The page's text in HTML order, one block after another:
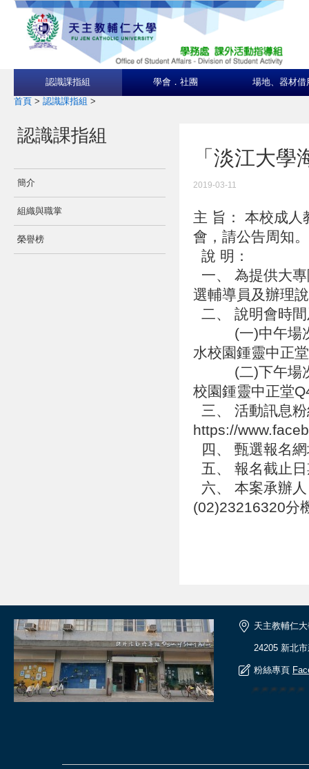
認識課指組 學會．社團 場地、器材借
首頁 > 認識課指組 >
認識課指組
簡介
組織與職掌
榮譽榜
「淡江大
2019-03-11
主 旨： 本校成人
會，請公告周知
說 明：
一、 為提供大
選輔導員及辦理
二、 說明會時
(一)中午場次
水校園鍾靈中正
(二)下午場次
校園鍾靈中正堂
三、 活動訊息
https://
四、 甄選報名
五、 報名截止
六、 本案承辦
(02)23216320分
天主教輔仁
24205 新北
粉絲專頁